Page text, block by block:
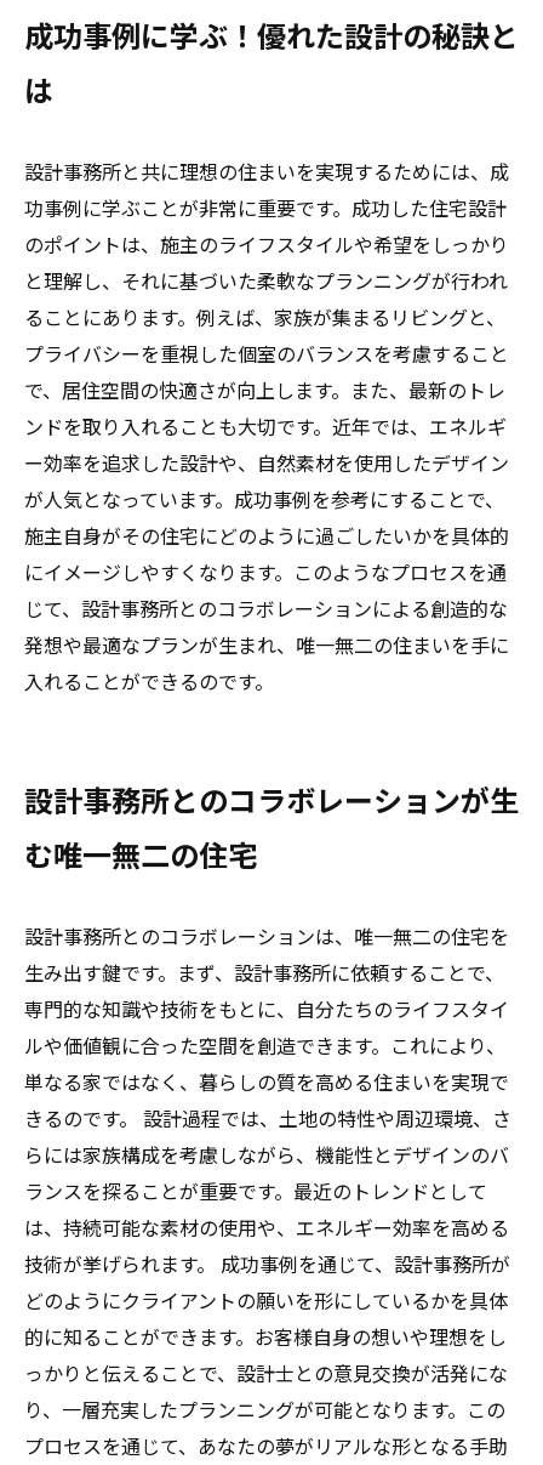
成功事例に学ぶ！優れた設計の秘訣と
は
設計事務所と共に理想の住まいを実現するためには、成
功事例に学ぶことが非常に重要です。成功した住宅設計
のポイントは、施主のライフスタイルや希望をしっかり
と理解し、それに基づいた柔軟なプランニングが行われ
ることにあります。例えば、家族が集まるリビングと、
プライバシーを重視した個室のバランスを考慮すること
で、居住空間の快適さが向上します。また、最新のトレ
ンドを取り入れることも大切です。近年では、エネルギ
ー効率を追求した設計や、自然素材を使用したデザイン
が人気となっています。成功事例を参考にすることで、
施主自身がその住宅にどのように過ごしたいかを具体的
にイメージしやすくなります。このようなプロセスを通
じて、設計事務所とのコラボレーションによる創造的な
発想や最適なプランが生まれ、唯一無二の住まいを手に
入れることができるのです。
設計事務所とのコラボレーションが生
む唯一無二の住宅
設計事務所とのコラボレーションは、唯一無二の住宅を
生み出す鍵です。まず、設計事務所に依頼することで、
専門的な知識や技術をもとに、自分たちのライフスタイ
ルや価値観に合った空間を創造できます。これにより、
単なる家ではなく、暮らしの質を高める住まいを実現で
きるのです。 設計過程では、土地の特性や周辺環境、さ
らには家族構成を考慮しながら、機能性とデザインのバ
ランスを探ることが重要です。最近のトレンドとして
は、持続可能な素材の使用や、エネルギー効率を高める
技術が挙げられます。 成功事例を通じて、設計事務所が
どのようにクライアントの願いを形にしているかを具体
的に知ることができます。お客様自身の想いや理想をし
っかりと伝えることで、設計士との意見交換が活発にな
り、一層充実したプランニングが可能となります。この
プロセスを通じて、あなたの夢がリアルな形となる手助